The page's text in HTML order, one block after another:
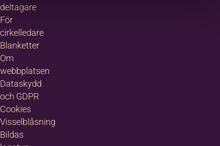
deltagare
För
cirkelledare
Blanketter
Om
webbplatsen
Dataskydd
och GDPR
Cookies
Visselblåsning
Bildas